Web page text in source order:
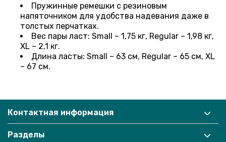
Пружинные ремешки с резиновым
напяточником для удобства надевания даже в
толстых перчатках.
Вес пары ласт: Small – 1,75 кг, Regular – 1,98 кг,
XL – 2,1 кг.
Длина ласты: Small – 63 см, Regular – 65 см, XL
– 67 см.
Контактная информация
Разделы